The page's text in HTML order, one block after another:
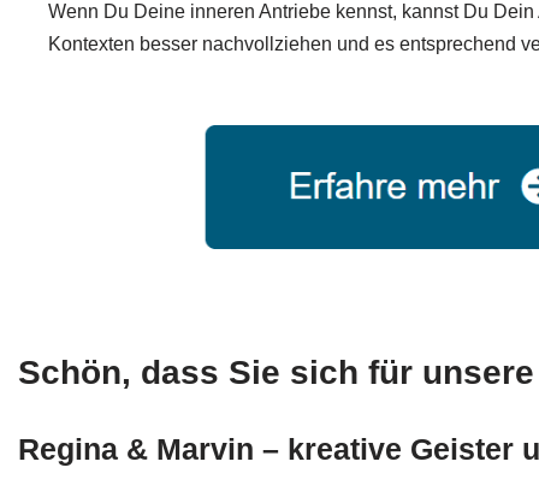
Wenn Du Deine inneren Antriebe kennst, kannst Du
Kontexten besser nachvollziehen und es entsprechend
Schön, dass Sie sich für
Regina & Marvin – kreative Geister